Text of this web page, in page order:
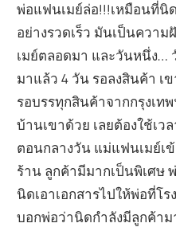
พ่อแฟนเมย์ล่อ!!!เหมือนที่นิ
อย่างรวดเร็ว มันเป็นความ
เมย์ตลอดมา และวันหนึ่ง…
มาแล้ว 4 วัน รอลงสินค้า เ
รอบรรทุกสินค้าจากกรุงเ
บ้านเขาด้วย เลยต้องใช้เ
ตอนกลางวัน แม่แฟนเมย์เ
ร้าน ลูกค้ามีมากเป็นพิเศษ
นิดเอาเอกสารไปให้พ่อที่โ
บอกพ่อว่านิดกำลังมีลูกค้าม